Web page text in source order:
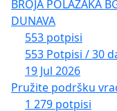
BROJA POLAZAKA
DUNAVA
553 potpisi
553 Potpisi / 30
19 Jul 2026
Pružite podršku
1 279 potpisi